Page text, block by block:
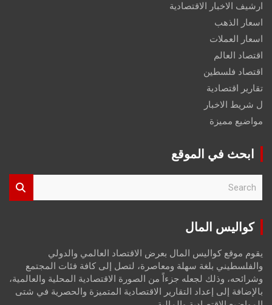
ارشيف الاخبار الاقتصادية
اسعار الذهب
اسعار العملات
اقتصاد العالم
اقتصاد فلسطين
تقارير اقتصادية
ل شريط الاخبار
مواضيع مميزة
ابحث في الموقع
r
كواليس المال
يقوم موقع كواليس المال بعرض الاقتصاد العالمي والدولي
والفلسطيني بلغة سهلة ومعاصرة، لتصل إلى كافة فئات المجتمع
وشرائحه، وذلك لجعله جزءاً من الصورة الاقتصادية المحلية والعالمية،
بالإضافة إلى إعداد التقارير الاقتصادية المتميزة والحصرية في شتى